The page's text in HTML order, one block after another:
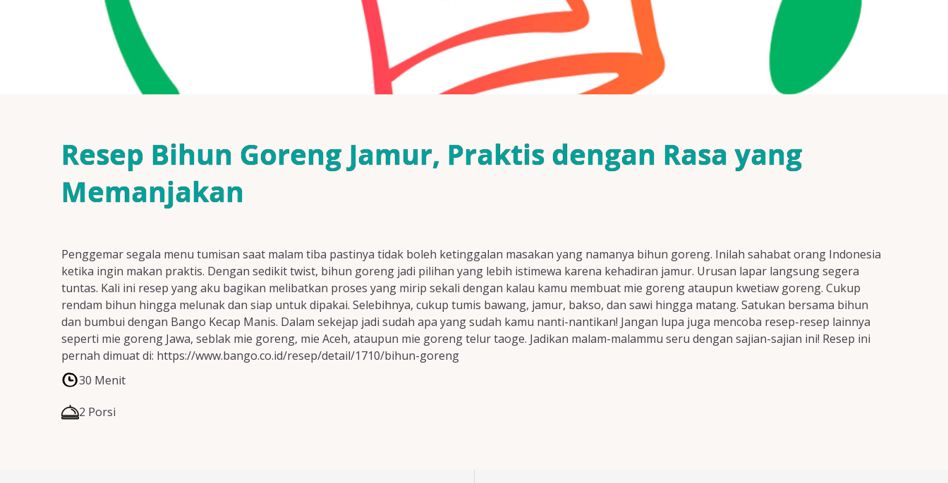
Resep Bihun Goreng Jamur, Praktis dengan Rasa yang
Memanjakan
Penggemar segala menu tumisan saat malam tiba pastinya tidak boleh ketinggalan masakan yang namanya bihun goreng. Inilah sahabat orang Indonesia
ketika ingin makan praktis. Dengan sedikit twist, bihun goreng jadi pilihan yang lebih istimewa karena kehadiran jamur. Urusan lapar langsung segera
tuntas. Kali ini resep yang aku bagikan melibatkan proses yang mirip sekali dengan kalau kamu membuat mie goreng ataupun kwetiaw goreng. Cukup
rendam bihun hingga melunak dan siap untuk dipakai. Selebihnya, cukup tumis bawang, jamur, bakso, dan sawi hingga matang. Satukan bersama bihun
dan bumbui dengan Bango Kecap Manis. Dalam sekejap jadi sudah apa yang sudah kamu nanti-nantikan! Jangan lupa juga mencoba resep-resep lainnya
seperti mie goreng Jawa, seblak mie goreng, mie Aceh, ataupun mie goreng telur taoge. Jadikan malam-malammu seru dengan sajian-sajian ini! Resep ini
pernah dimuat di: https://www.bango.co.id/resep/detail/1710/bihun-goreng
30 Menit
2 Porsi